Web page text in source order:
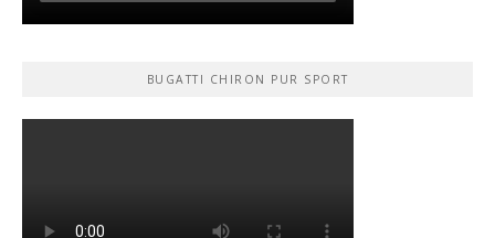
BUGATTI CHIRON PUR SPORT